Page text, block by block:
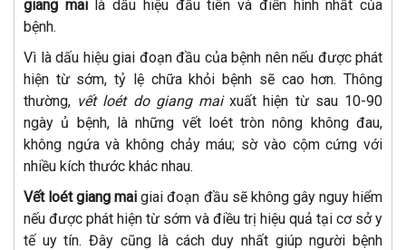
giang mai là dấu hiệu đầu tiên và điển hình nhất của
bệnh.
Vì là dấu hiệu giai đoạn đầu của bệnh nên nếu được phát
hiện từ sớm, tỷ lệ chữa khỏi bệnh sẽ cao hơn. Thông
thường, vết loét do giang maixuất hiện từ sau 10-90
ngày ủ bệnh, là những vết loét tròn nông không đau,
không ngứa và không chảy máu; sờ vào cộm cứng với
nhiều kích thước khác nhau.
Vết loét giang maigiai đoạn đầu sẽ không gây nguy hiểm
nếu được phát hiện từ sớm và điều trị hiệu quả tại cơ sở y
tế uy tín. Đây cũng là cách duy nhất giúp người bệnh